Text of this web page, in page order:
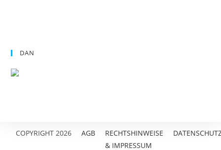
DAN
COPYRIGHT 2026 AGB
RECHTSHINWEISE
& IMPRESSUM